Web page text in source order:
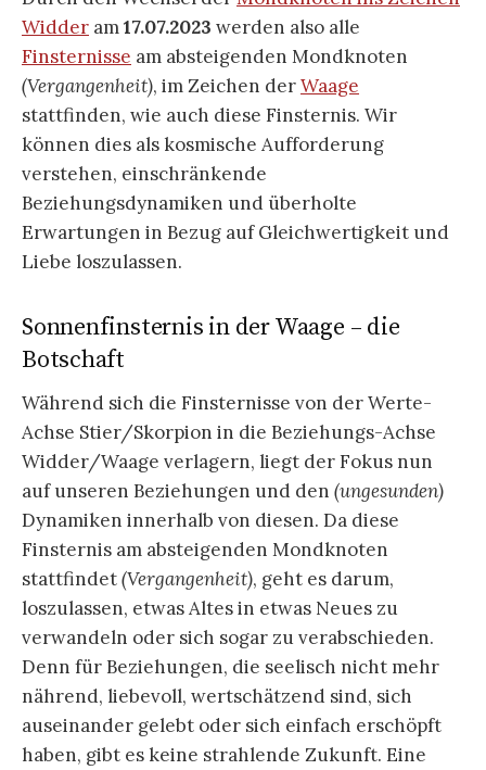
Widder am17.07.2023 werden also alle
Finsternisse am absteigenden Mondknoten
(Vergangenheit), im Zeichen derWaage
stattfinden, wie auch diese Finsternis. Wir
können dies als kosmische Aufforderung
verstehen, einschränkende
Beziehungsdynamiken und überholte
Erwartungen in Bezug auf Gleichwertigkeit und
Liebe loszulassen.
Sonnenfinsternis in der Waage – die
Botschaft
Während sich die Finsternisse von der Werte-
Achse Stier/Skorpion in die Beziehungs-Achse
Widder/Waage verlagern, liegt der Fokus nun
auf unseren Beziehungen und den (ungesunden)
Dynamiken innerhalb von diesen. Da diese
Finsternis am absteigenden Mondknoten
stattfindet(Vergangenheit), geht es darum,
loszulassen, etwas Altes in etwas Neues zu
verwandeln oder sich sogar zu verabschieden.
Denn für Beziehungen, die seelisch nicht mehr
nährend, liebevoll, wertschätzend sind, sich
auseinander gelebt oder sich einfach erschöpft
haben, gibt es keine strahlende Zukunft. Eine